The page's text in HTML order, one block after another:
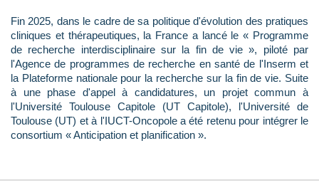
Fin 2025, dans le cadre de sa politique d'évolution des pratiques
cliniques et thérapeutiques, la France a lancé le « Programme
de recherche interdisciplinaire sur la fin de vie », piloté par
l'Agence de programmes de recherche en santé de l'Inserm et
la Plateforme nationale pour la recherche sur la fin de vie. Suite
à une phase d'appel à candidatures, un projet commun à
l'Université Toulouse Capitole (UT Capitole), l'Université de
Toulouse (UT) et à l'IUCT-Oncopole a été retenu pour intégrer le
consortium « Anticipation et planification ».